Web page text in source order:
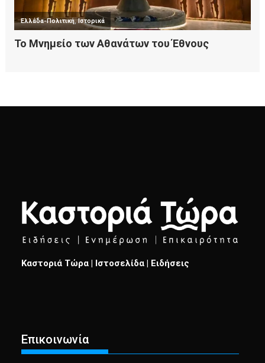
Καστοριά Τώρα | Ιστοσελίδα | Ειδήσεις
Επικοινωνία